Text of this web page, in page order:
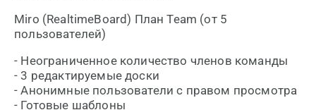
Miro (RealtimeBoard) План Team (от 5
пользователей)
- Неограниченное количество членов команды
- 3 редактируемые доски
- Анонимные пользователи с правом просмотра
- Готовые шаблоны